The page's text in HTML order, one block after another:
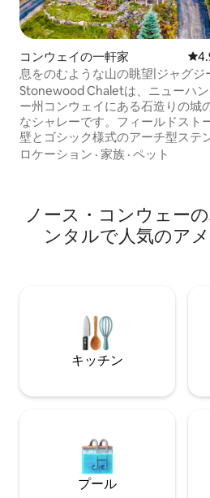
コンウェイの一軒家 レ
息をのむような山の眺望|ジャグジ
ター|パブ|城
Stonewood Chaletは、ニューハ
ー州コンウェイにある石造りの城
なシャレーです。フィールドスト
壁とゴシック様式のアーチ型ステ
ラスの窓からは、広大なパノラマ
きジャグジー、バーのある映画室
炉、高速Wi-Fi。ロマンチックな
キー旅行、お祝い、家族旅行に最
スできる、山の静かな隠れ家をお
ロケーション · 家族 · ペット
ノース・コンウェー
ンタルで人気のア
キッチン
プール